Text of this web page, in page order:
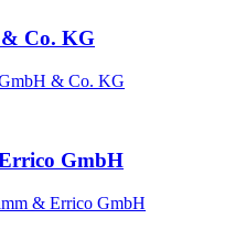
Co. KG
& Co. KG
GmbH
& Errico GmbH